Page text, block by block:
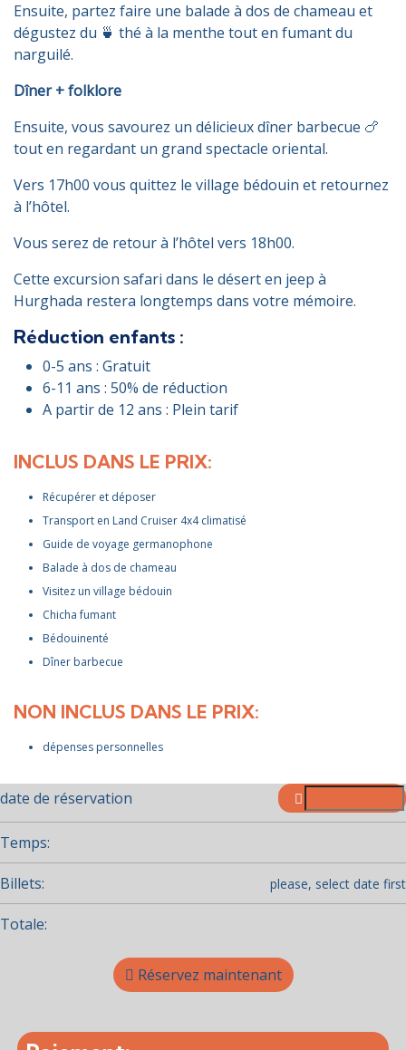
Ensuite, partez faire une balade à dos de chameau et
dégustez du 🍵 thé à la menthe tout en fumant du
narguilé.
Dîner + folklore
Ensuite, vous savourez un délicieux dîner barbecue 🍗
tout en regardant un grand spectacle oriental.
Vers 17h00 vous quittez le village bédouin et retournez
à l’hôtel.
Vous serez de retour à l’hôtel vers 18h00.
Cette excursion safari dans le désert en jeep à
Hurghada restera longtemps dans votre mémoire.
Réduction enfants :
0-5 ans : Gratuit
6-11 ans : 50% de réduction
A partir de 12 ans : Plein tarif
INCLUS DANS LE PRIX:
Récupérer et déposer
Transport en Land Cruiser 4x4 climatisé
Guide de voyage germanophone
Balade à dos de chameau
Visitez un village bédouin
Chicha fumant
Bédouinenté
Dîner barbecue
NON INCLUS DANS LE PRIX:
dépenses personnelles
date de réservation
Temps:
Billets: please, select date first
Totale:
Réservez maintenant